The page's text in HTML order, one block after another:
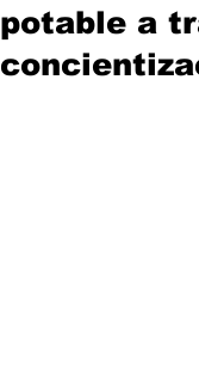
potable a